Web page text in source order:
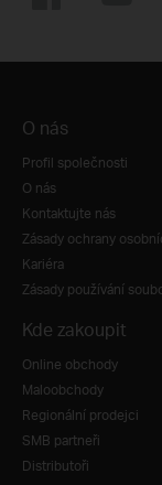
O nás
Profil společnosti
O nás
Kontaktujte nás
Zásady ochrany
Kariéra
Zásady používání
Kde zakoupit
Online obchody
Maloobchody
Regionální prodejci
SMB partneři
Distributoři